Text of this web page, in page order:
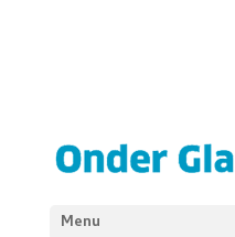
Menu